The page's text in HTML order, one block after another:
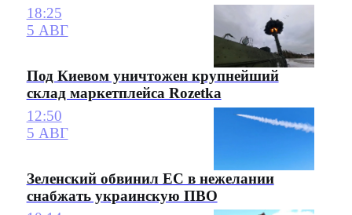
18:25
5 АВГ
Под Киевом уничтожен крупнейший
склад маркетплейса Rozetka
12:50
5 АВГ
Зеленский обвинил ЕС в нежелании
снабжать украинскую ПВО